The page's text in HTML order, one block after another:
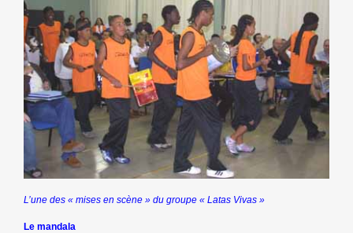
L’une des « mises en scène » du groupe « Latas Vivas »
Le mandala